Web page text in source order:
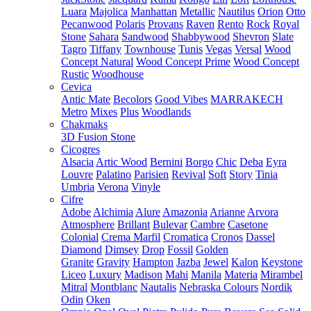
Luara Majolica Manhattan Metallic Nautilus Orion Otto
Pecanwood Polaris Provans Raven Rento Rock Royal
Stone Sahara Sandwood Shabbywood Shevron Slate
Tagro Tiffany Townhouse Tunis Vegas Versal Wood
Concept Natural Wood Concept Prime Wood Concept
Rustic Woodhouse
Cevica
Antic Mate Becolors Good Vibes MARRAKECH
Metro Mixes Plus Woodlands
Chakmaks
3D Fusion Stone
Cicogres
Alsacia Artic Wood Bernini Borgo Chic Deba Eyra
Louvre Palatino Parisien Revival Soft Story Tinia
Umbria Verona Vinyle
Cifre
Adobe Alchimia Alure Amazonia Arianne Arvora
Atmosphere Brillant Bulevar Cambre Casetone
Colonial Crema Marfil Cromatica Cronos Dassel
Diamond Dimsey Drop Fossil Golden
Granite Gravity Hampton Jazba Jewel Kalon Keystone
Liceo Luxury Madison Mahi Manila Materia Mirambel
Mitral Montblanc Nautalis Nebraska Colours Nordik
Odin Oken